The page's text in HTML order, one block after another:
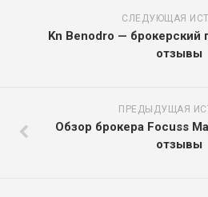
СЛЕДУЮЩАЯ
Kn Benodro — брокерский
отзывы
ПРЕДЫДУЩАЯ
Обзор брокера Focuss
отзывы